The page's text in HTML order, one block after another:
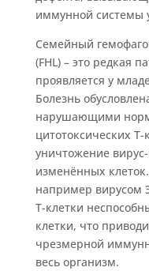
иммунной системы
Семейный
(FHL) – это редкая
проявляется у
Болезнь
нарушающими
цитотоксических Т-
уничтожение
изменённых
например вирусом
Т-клетки
клетки, что
чрезмерной
весь организм.